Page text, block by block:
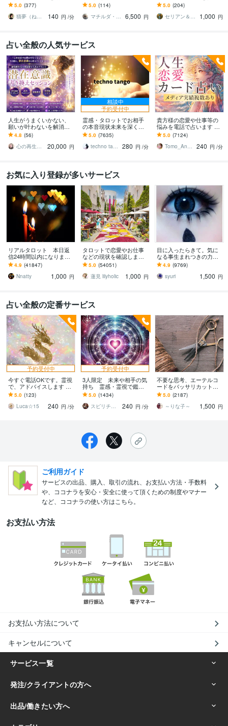
ます 就職/転職/適職/天職/
職場の人間関係の流れを
丁寧に視ます
5.0 (377)
猫夢（ねむ）スピリチュアルカウンセラー
140 円 /分
ます ビジネスに関するモ
ヤモヤを軽くしたい方
に チャネリング＆霊視
5.0 (114)
マチルダ・オキナワ
6,500 円
ます ご懐妊報告多数※恋愛
＊子宝＊不倫＊転職占い※
人生全般
5.0 (204)
セリアン＆ソル中央太陽
1,000 円
占い全般の人気サービス
人生がうまくいかない、
願いが叶わないを解消し
ます 現実を変えるために
努力したのに、自力では
もう無理と感じている
4.8 (56)
心の再生セラピスト YASUKO
20,000 円
相談中
予約受付中
霊感・タロットでお相手
の本音現状未来を深く視
ます 恋愛・仕事・家族・
人間関係の本質を見抜き
スピード解決へ
5.0 (7635)
techno tango
280 円 /分
貴方様の恋愛や仕事等の
悩みを電話で占います タ
ロットカード、オラクル
カード、ルノルマンカー
ドを使用します
5.0 (7124)
Tomo_Angel7
240 円 /分
お気に入り登録が多いサービス
リアルタロット 本日返
信24時間以内になります
❤︎タイトルをご確認くださ
い❤︎
4.9 (41847)
Nnatty
1,000 円
タロットで恋愛やお仕事
などの現状を確認します
アドバイスもしっかりお
届けしますので安心して
ください♡
5.0 (54051)
蓮見 lilyholic
1,000 円
目に入ったらきて。気に
なる事生まれつきの力で
視ます 視ましょう恋愛や
仕事などこの先など
4.9 (9769)
syuri
1,500 円
占い全般の定番サービス
予約受付中
今すぐ電話OKです。霊視
で、アドバイスします 相
手の本音・気持ち・仕事•
人間関係など気になるこ
とを視ます
5.0 (123)
Luca☆15
240 円 /分
予約受付中
3人限定 未来や相手の気
持ち 霊感・霊視で鑑定
ます 復縁・片想い・出逢
い・結婚・夫婦関係
色々丁寧に視ます
5.0 (1434)
スピリチャルカウンセラー アイリス綾
240 円 /分
不要な思考、エーテルコ
ードをバッサリカットし
ます ☆不安・モヤモヤ・
依存・執着・イライラ・
手放しましょう☆
5.0 (2187)
～りな子～
1,500 円
ご利用ガイド
サービスの出品、購入、取引の流れ、お支払い方法・手数料
や、ココナラを安心・安全に使って頂くための制度やマナー
など、ココナラの使い方はこちら。
お支払い方法
お支払い方法について
キャンセルについて